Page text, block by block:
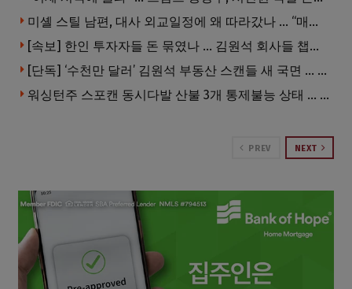
미셸 스틸 남편, 대사 외교일정에 왜 따라갔나 … “매우 이례적”
[속보] 한인 투자자들 돈 묶였나 … 김원석 회사들 챕터7 강제파산·자진파산 잇따라 신청
[단독] ‘수천만 달러’ 김원석 부동산 스캔들 새 국면 … 한인 투자자들 소송 잇따라 ‘디폴트’ 절차
워싱턴주 스포캔 동시다발 산불 3개 통제불능 상태 … 이재민 수십만명
PREV NEXT